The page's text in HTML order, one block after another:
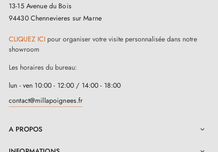
13-15 Avenue du Bois
94430 Chennevieres sur Marne
CLIQUEZ ICI pour organiser votre visite personnalisée dans notre
showroom
Les horaires du bureau:
lun - ven 10:00 - 12:00 / 14:00 - 18:00
contact@millapoignees.fr
A PROPOS 